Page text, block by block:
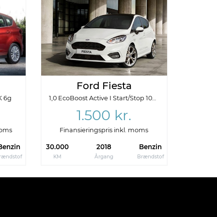
6g
Ford Fiesta
1,0 EcoBoost Active I Start/Stop 100HK 5d 6g
1.500 kr.
Finansieringspris inkl. moms
30.000
KM
2018
Årgang
Benzin
Brændstof